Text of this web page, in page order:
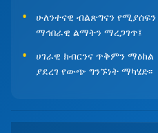
ሁለንተናዊ ብልጽግናን የሚያሰፍን
ማኅበራዊ ልማትን ማረጋገጥ፤
ሀገራዊ ክብርንና ጥቅምን ማዕከል
ያደረገ የውጭ ግንኙነት ማካሄድ፡፡